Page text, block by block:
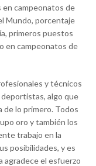
en campeonatos de
Mundo, porcentaje
primeros puestos
en campeonatos de
y técnicos
algo que
de lo primero. Todos
oro y también los
trabajo en la
posibilidades, y es
agradece el esfuerzo